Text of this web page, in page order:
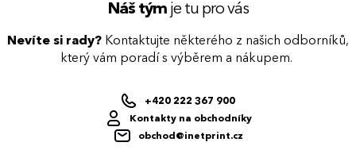
Náš týmje tu pro vás
Nevíte si rady? Kontaktujte některého z našich odborníků,
který vám poradí s výběrem a nákupem.
+420 222 367 900
Kontakty na obchodníky
obchod@inetprint.cz